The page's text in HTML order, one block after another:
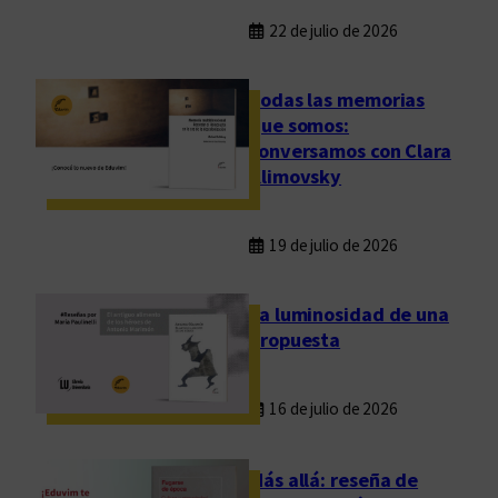
22 de julio de 2026
Todas las memorias
que somos:
conversamos con Clara
Klimovsky
19 de julio de 2026
La luminosidad de una
propuesta
16 de julio de 2026
Más allá: reseña de